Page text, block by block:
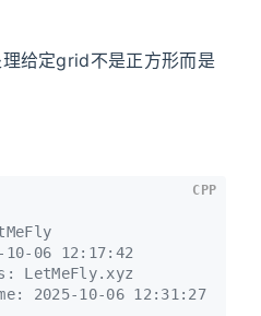
给定grid不是正方形而是
10-06 12:17:42
LetMeFly.xyz
2025-10-06 12:31:27
CPP